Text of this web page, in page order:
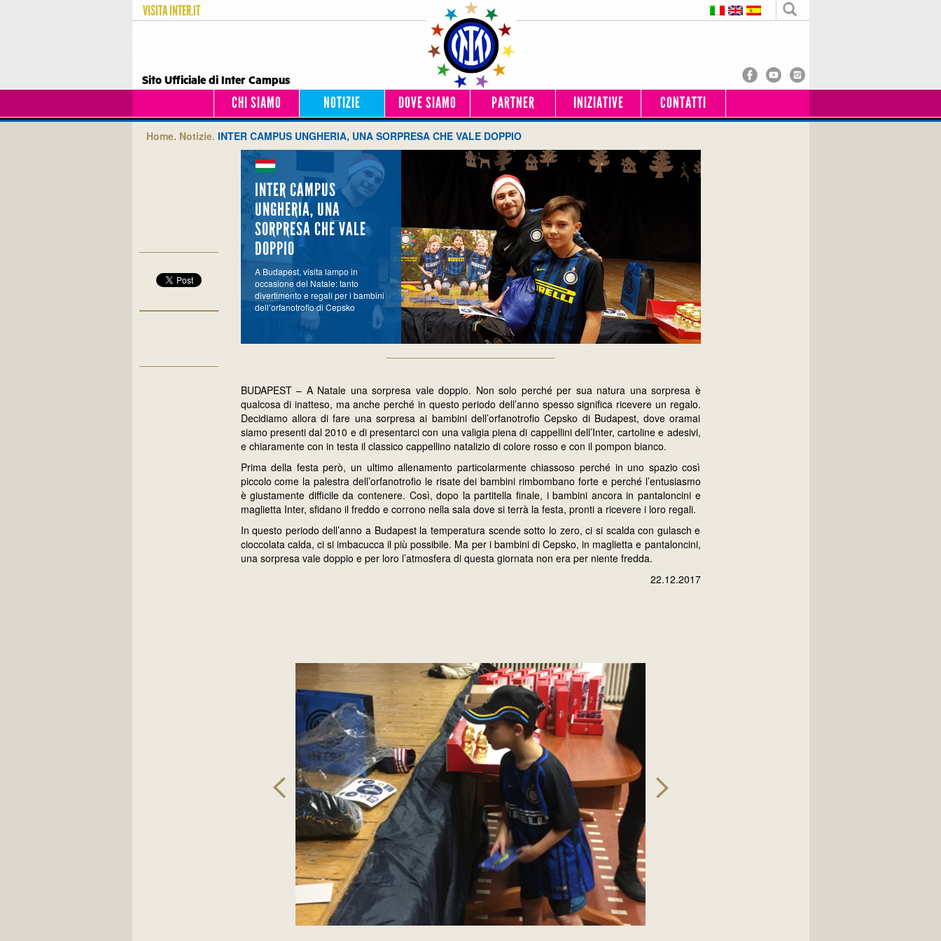
VISITAINTER.IT
Sito Ufficiale di Inter Campus
CHI SIAMO NOTIZIE DOVE SIAMO PARTNER INIZIATIVE CONTATTI
Home. Notizie. INTER CAMPUS UNGHERIA, UNA SORPRESA CHE VALE DOPPIO
INTER CAMPUS
UNGHERIA, UNA
SORPRESA CHE VALE
DOPPIO
A Budapest, visita lampo in
occasione del Natale: tanto
divertimento e regali per i bambini
dell’orfanotrofio di Cepsko
BUDAPEST – A Natale una sorpresa vale doppio. Non solo perché per sua natura una sorpresa è
qualcosa di inatteso, ma anche perché in questo periodo dell’anno spesso significa ricevere un regalo.
Decidiamo allora di fare una sorpresa ai bambini dell’orfanotrofio Cepsko di Budapest, dove oramai
siamo presenti dal 2010 e di presentarci con una valigia piena di cappellini dell’Inter, cartoline e adesivi,
e chiaramente con in testa il classico cappellino natalizio di colore rosso e con il pompon bianco.
Prima della festa però, un ultimo allenamento particolarmente chiassoso perché in uno spazio così
piccolo come la palestra dell’orfanotrofio le risate dei bambini rimbombano forte e perché l’entusiasmo
è giustamente difficile da contenere. Così, dopo la partitella finale, i bambini ancora in pantaloncini e
maglietta Inter, sfidano il freddo e corrono nella sala dove si terrà la festa, pronti a ricevere i loro regali.
In questo periodo dell’anno a Budapest la temperatura scende sotto lo zero, ci si scalda con gulasch e
cioccolata calda, ci si imbacucca il più possibile. Ma per i bambini di Cepsko, in maglietta e pantaloncini,
una sorpresa vale doppio e per loro l’atmosfera di questa giornata non era per niente fredda.
22.12.2017